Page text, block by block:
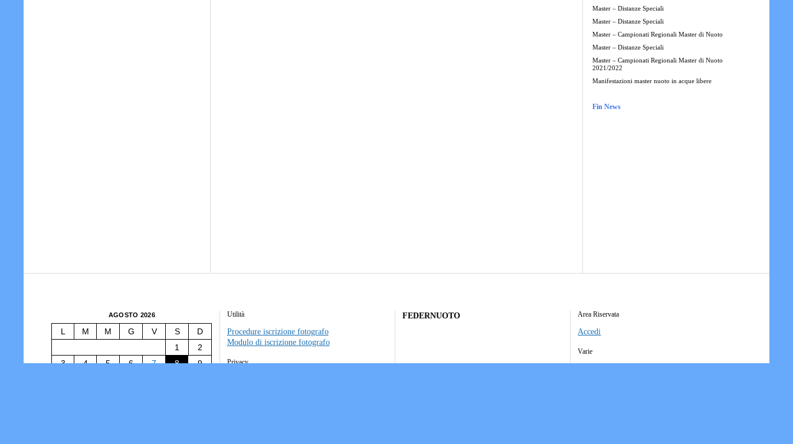
Master – Distanze Speciali
Master – Distanze Speciali
Master – Campionati Regionali Master di Nuoto
Master – Distanze Speciali
Master – Campionati Regionali Master di Nuoto
2021/2022
Manifestazioni master nuoto in acque libere
Fin News
AGOSTO 2026
L M M G V S
D
1
2
3
4 5 6 7 8
9
Utilità
Procedure iscrizione fotografo
Modulo di iscrizione fotografo
Privacy
FEDERNUOTO Area Riservata
Accedi
Varie